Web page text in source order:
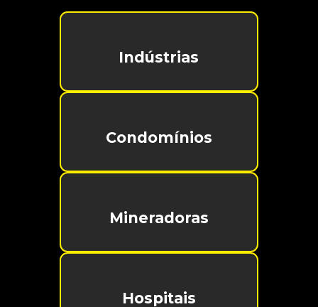
Indústrias
Condomínios
Mineradoras
Hospitais